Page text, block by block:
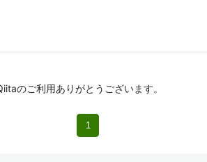
のご利用ありがとうございます。
1